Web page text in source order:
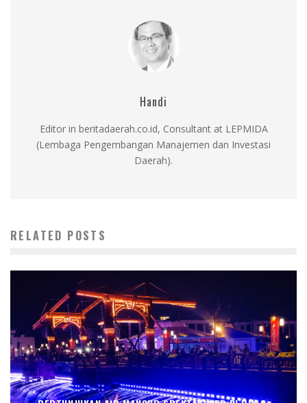
Handi
Editor in beritadaerah.co.id, Consultant at LEPMIDA
(Lembaga Pengembangan Manajemen dan Investasi
Daerah).
RELATED POSTS